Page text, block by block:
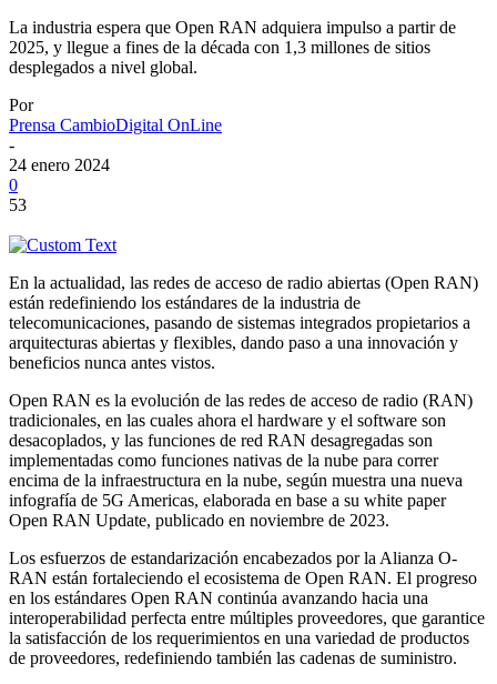
La industria espera que Open RAN adquiera impulso a partir de
2025, y llegue a fines de la década con 1,3 millones de sitios
desplegados a nivel global.
Por
Prensa CambioDigital OnLine
-
24 enero 2024
0
53
En la actualidad, las redes de acceso de radio abiertas (Open RAN)
están redefiniendo los estándares de la industria de
telecomunicaciones, pasando de sistemas integrados propietarios a
arquitecturas abiertas y flexibles, dando paso a una innovación y
beneficios nunca antes vistos.
Open RAN es la evolución de las redes de acceso de radio (RAN)
tradicionales, en las cuales ahora el hardware y el software son
desacoplados, y las funciones de red RAN desagregadas son
implementadas como funciones nativas de la nube para correr
encima de la infraestructura en la nube, según muestra una nueva
infografía de 5G Americas, elaborada en base a su white paper
Open RAN Update, publicado en noviembre de 2023.
Los esfuerzos de estandarización encabezados por la Alianza O-
RAN están fortaleciendo el ecosistema de Open RAN. El progreso
en los estándares Open RAN continúa avanzando hacia una
interoperabilidad perfecta entre múltiples proveedores, que garantice
la satisfacción de los requerimientos en una variedad de productos
de proveedores, redefiniendo también las cadenas de suministro.